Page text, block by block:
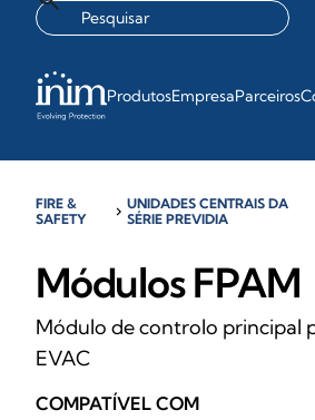
ProdutosEmpresaParceiros
FIRE &
SAFETY
chevron_right UNIDADES CENTRAIS DA
SÉRIE PREVIDIA
Módulos FPAM
Módulo de controlo principal
EVAC
COMPATÍVEL COM